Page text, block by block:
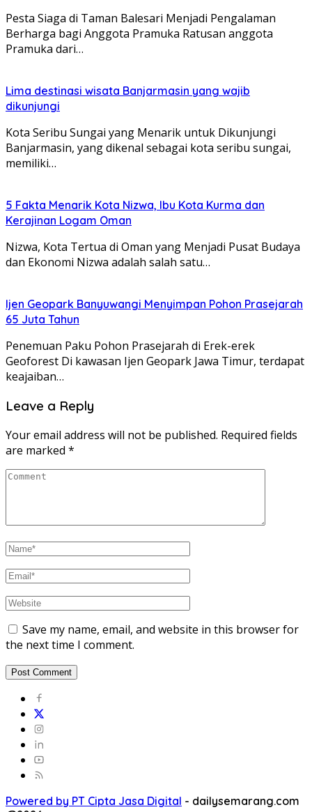
Pesta Siaga di Taman Balesari Menjadi Pengalaman
Berharga bagi Anggota Pramuka Ratusan anggota
Pramuka dari…
Lima destinasi wisata Banjarmasin yang wajib
dikunjungi
Kota Seribu Sungai yang Menarik untuk Dikunjungi
Banjarmasin, yang dikenal sebagai kota seribu sungai,
memiliki…
5 Fakta Menarik Kota Nizwa, Ibu Kota Kurma dan
Kerajinan Logam Oman
Nizwa, Kota Tertua di Oman yang Menjadi Pusat Budaya
dan Ekonomi Nizwa adalah salah satu…
Ijen Geopark Banyuwangi Menyimpan Pohon Prasejarah
65 Juta Tahun
Penemuan Paku Pohon Prasejarah di Erek-erek
Geoforest Di kawasan Ijen Geopark Jawa Timur, terdapat
keajaiban…
Leave a Reply
Your email address will not be published. Required fields
are marked *
Save my name, email, and website in this browser for
the next time I comment.
Powered by PT Cipta Jasa Digital - dailysemarang.com